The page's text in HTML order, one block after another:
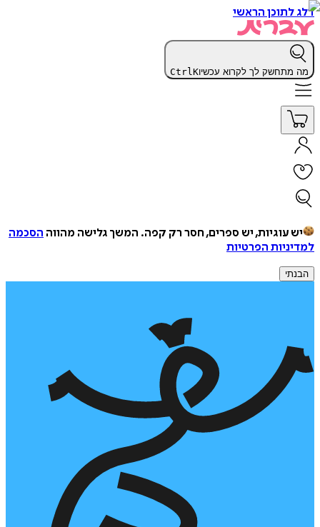
דלג לתוכן הראשי
מה מתחשק לך לקרוא עכשיו CtrlK
יש עוגיות, יש ספרים, חסר רק קפה. המשך גלישה מהווה הסכמה
למדיניות הפרטיות
הבנתי